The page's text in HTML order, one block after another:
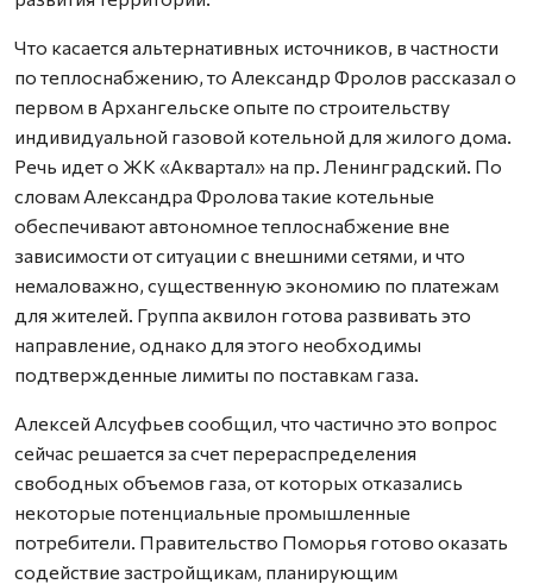
Что касается альтернативных источников, в частности
по теплоснабжению, то Александр Фролов рассказал о
первом в Архангельске опыте по строительству
индивидуальной газовой котельной для жилого дома.
Речь идет о ЖК «Аквартал» на пр. Ленинградский. По
словам Александра Фролова такие котельные
обеспечивают автономное теплоснабжение вне
зависимости от ситуации с внешними сетями, и что
немаловажно, существенную экономию по платежам
для жителей. Группа аквилон готова развивать это
направление, однако для этого необходимы
подтвержденные лимиты по поставкам газа.
Алексей Алсуфьев сообщил, что частично это вопрос
сейчас решается за счет перераспределения
свободных объемов газа, от которых отказались
некоторые потенциальные промышленные
потребители. Правительство Поморья готово оказать
содействие застройщикам, планирующим